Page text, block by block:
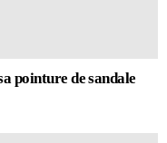
pointure de sandale